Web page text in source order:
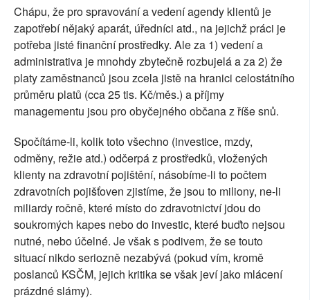
Chápu, že pro spravování a vedení agendy klientů je
zapotřebí nějaký aparát, úředníci atd., na jejichž práci je
potřeba jisté finanční prostředky. Ale za 1) vedení a
administrativa je mnohdy zbytečně rozbujelá a za 2) že
platy zaměstnanců jsou zcela jistě na hranici celostátního
průměru platů (cca 25 tis. Kč/měs.) a příjmy
managementu jsou pro obyčejného občana z říše snů.
Spočítáme-li, kolik toto všechno (investice, mzdy,
odměny, režie atd.) odčerpá z prostředků, vložených
klienty na zdravotní pojištění, násobíme-li to počtem
zdravotních pojišťoven zjistíme, že jsou to miliony, ne-li
miliardy ročně, které místo do zdravotnictví jdou do
soukromých kapes nebo do investic, které buďto nejsou
nutné, nebo účelné. Je však s podivem, že se touto
situací nikdo seriozně nezabývá (pokud vím, kromě
poslanců KSČM, jejich kritika se však jeví jako mlácení
prázdné slámy).